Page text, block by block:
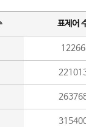
표제어
12266